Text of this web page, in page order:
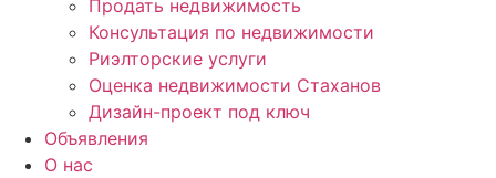
Продать недвижимость
Консультация по недвижимости
Риэлторские услуги
Оценка недвижимости Стаханов
Дизайн-проект под ключ
Объявления
О нас